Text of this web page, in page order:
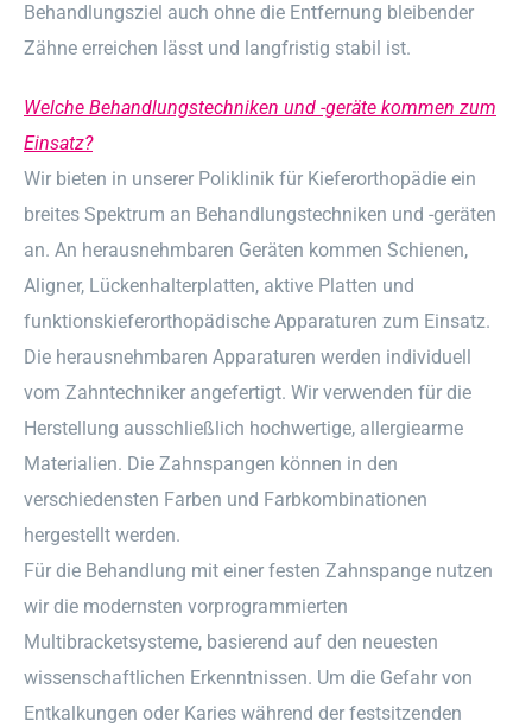
Behandlungsziel auch ohne die Entfernung bleibender
Zähne erreichen lässt und langfristig stabil ist.
Welche Behandlungstechniken und -geräte kommen zum
Einsatz?
Wir bieten in unserer Poliklinik für Kieferorthopädie ein
breites Spektrum an Behandlungstechniken und -geräten
an. An herausnehmbaren Geräten kommen Schienen,
Aligner, Lückenhalterplatten, aktive Platten und
funktionskieferorthopädische Apparaturen zum Einsatz.
Die herausnehmbaren Apparaturen werden individuell
vom Zahntechniker angefertigt. Wir verwenden für die
Herstellung ausschließlich hochwertige, allergiearme
Materialien. Die Zahnspangen können in den
verschiedensten Farben und Farbkombinationen
hergestellt werden.
Für die Behandlung mit einer festen Zahnspange nutzen
wir die modernsten vorprogrammierten
Multibracketsysteme, basierend auf den neuesten
wissenschaftlichen Erkenntnissen. Um die Gefahr von
Entkalkungen oder Karies während der festsitzenden